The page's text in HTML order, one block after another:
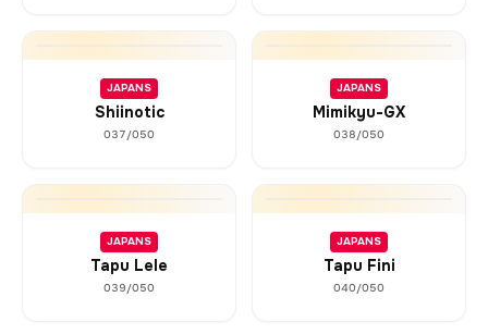
JAPANS
Shiinotic
037/050
JAPANS
Mimikyu-GX
038/050
JAPANS
Tapu Lele
039/050
JAPANS
Tapu Fini
040/050